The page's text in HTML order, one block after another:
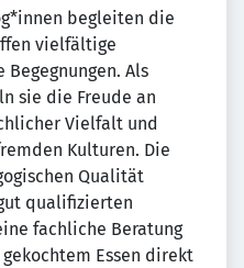
begleiten die
vielfältige
Als
sie die Freude an
Vielfalt und
Kulturen. Die
Qualität
qualifizierten
fachliche Beratung
Essen direkt